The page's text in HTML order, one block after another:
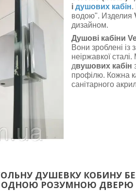
і душових кабін.
водою". Изделия
дизайном.
Душові кабіни
Вони зроблені із
неіржавкої
двушових кабін
профілю. Кожна
санітарного
ДУШЕВКУ КОБИНУ
ОДНОЮ РОЗУМНОЮ ДВЕРЮ